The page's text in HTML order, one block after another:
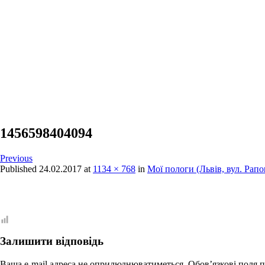
1456598404094
Previous
Published 24.02.2017 at 1134 × 768 in Мої пологи (Львів, вул.
Залишити відповідь